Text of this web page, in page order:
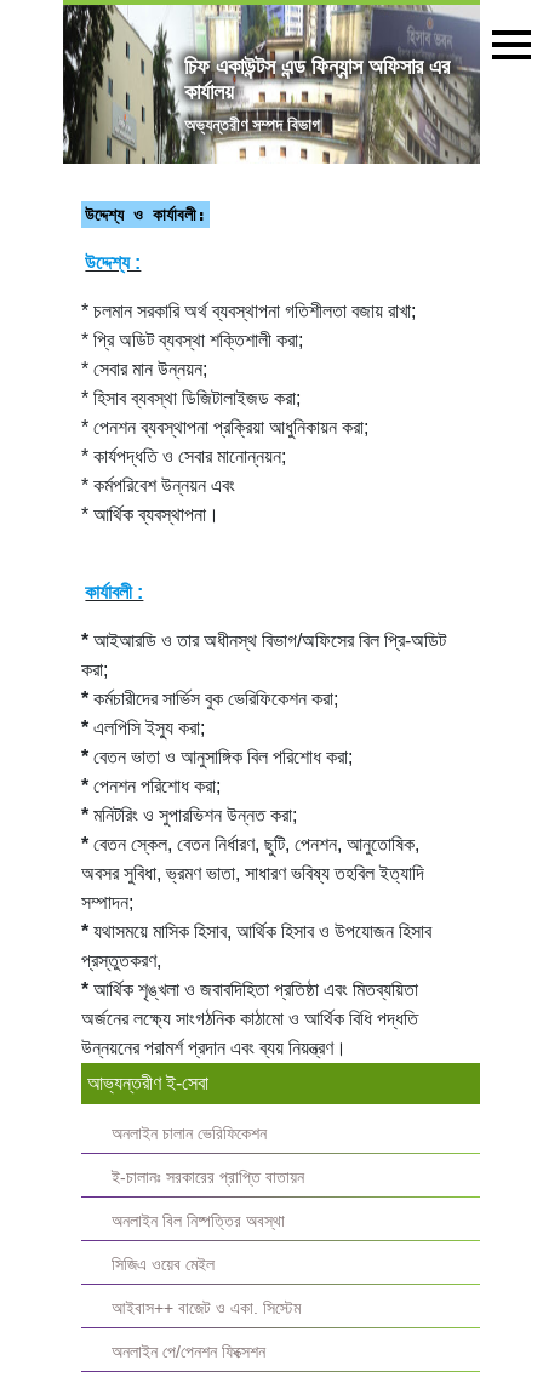
চিফ একাউন্টস এন্ড ফিন্যান্স অফিসার এর
কার্যালয়
অভ্যন্তরীণ সম্পদ বিভাগ
উদ্দেশ্য ও কার্যাবলী:
উদ্দেশ্য :
* চলমান সরকারি অর্থ ব্যবস্থাপনা গতিশীলতা বজায় রাখা;
* প্রি অডিট ব্যবস্থা শক্তিশালী করা;
* সেবার মান উন্নয়ন;
* হিসাব ব্যবস্থা ডিজিটালাইজড করা;
* পেনশন ব্যবস্থাপনা প্রক্রিয়া আধুনিকায়ন করা;
* কার্যপদ্ধতি ও সেবার মানোন্নয়ন;
* কর্মপরিবেশ উন্নয়ন এবং
* আর্থিক ব্যবস্থাপনা।
কার্যাবলী :
* আইআরডি ও তার অধীনস্থ বিভাগ/অফিসের বিল প্রি-অডিট
করা;
* কর্মচারীদের সার্ভিস বুক ভেরিফিকেশন করা;
* এলপিসি ইস্যু করা;
* বেতন ভাতা ও আনুসাঙ্গিক বিল পরিশোধ করা;
* পেনশন পরিশোধ করা;
* মনিটরিং ও সুপারভিশন উন্নত করা;
* বেতন স্কেল, বেতন নির্ধারণ, ছুটি, পেনশন, আনুতোষিক,
অবসর সুবিধা, ভ্রমণ ভাতা, সাধারণ ভবিষ্য তহবিল ইত্যাদি
সম্পাদন;
* যথাসময়ে মাসিক হিসাব, আর্থিক হিসাব ও উপযোজন হিসাব
প্রস্তুতকরণ,
* আর্থিক শৃঙ্খলা ও জবাবদিহিতা প্রতিষ্ঠা এবং মিতব্যয়িতা
অর্জনের লক্ষ্যে সাংগঠনিক কাঠামো ও আর্থিক বিধি পদ্ধতি
উন্নয়নের পরামর্শ প্রদান এবং ব্যয় নিয়ন্ত্রণ।
আভ্যন্তরীণ ই-সেবা
অনলাইন চালান ভেরিফিকেশন
ই-চালানঃ সরকারের প্রাপ্তি বাতায়ন
অনলাইন বিল নিষ্পত্তির অবস্থা
সিজিএ ওয়েব মেইল
আইবাস++ বাজেট ও একা. সিস্টেম
অনলাইন পে/পেনশন ফিক্সেশন